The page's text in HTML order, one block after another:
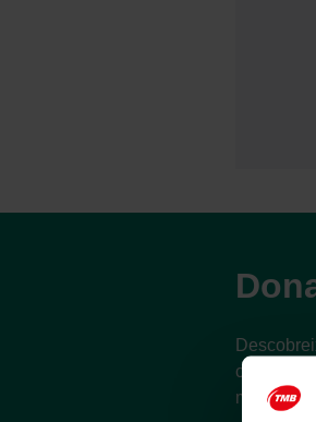
contacte.
moure't